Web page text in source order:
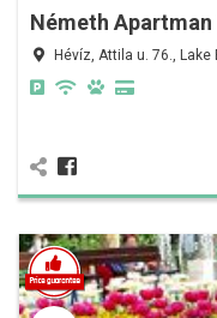
Németh Apartman
Hévíz, Attila u. 76., Lake